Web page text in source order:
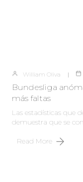
William Oliva
Bundesliga
más faltas
Las estadísticas que
demuestra que se
Read More